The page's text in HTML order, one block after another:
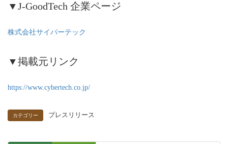
▼J-GoodTech 企業ページ
株式会社サイバーテック
▼掲載元リンク
https://www.cybertech.co.jp/
カテゴリー プレスリリース